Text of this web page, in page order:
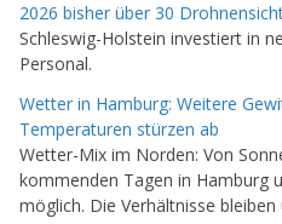
2026 bisher über 30
Schleswig-Holstein investiert in
Personal.
Wetter in Hamburg: Weitere
Temperaturen stürzen ab
Wetter-Mix im Norden: Von
kommenden Tagen in Hamburg
möglich. Die Verhältnisse bleiben